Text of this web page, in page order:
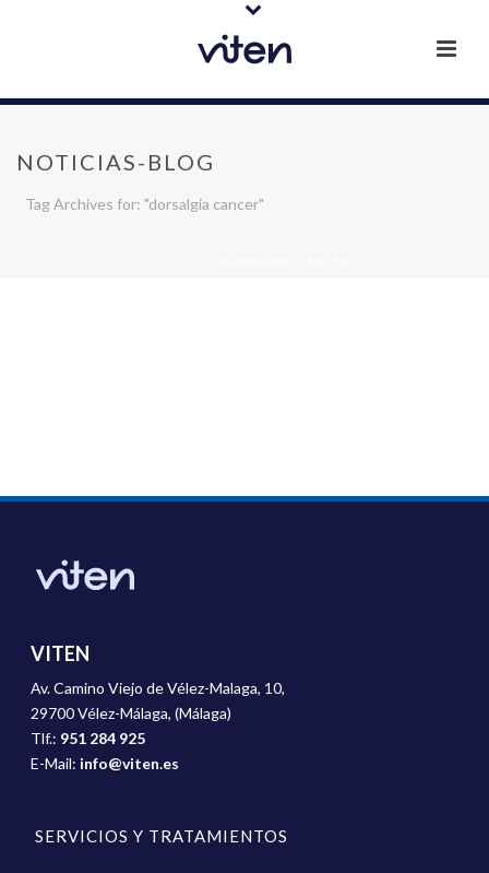
NOTICIAS-BLOG
Tag Archives for: "dorsalgia cancer"
VITEN
Av. Camino Viejo de Vélez-Malaga, 10,
29700 Vélez-Málaga, (Málaga)
Tlf.: 951 284 925
E-Mail: info@viten.es
SERVICIOS Y TRATAMIENTOS